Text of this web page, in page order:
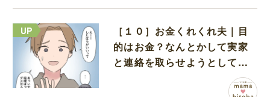
［１０］お金くれくれ夫｜目
的はお金？なんとかして実家
と連絡を取らせようとしてく